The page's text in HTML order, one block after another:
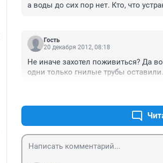
а воды до сих пор нет. Кто, что
Гость
20 декабря 2012, 08:18
Не иначе захотел поживиться? Да
одни только гнилые трубы оставили.